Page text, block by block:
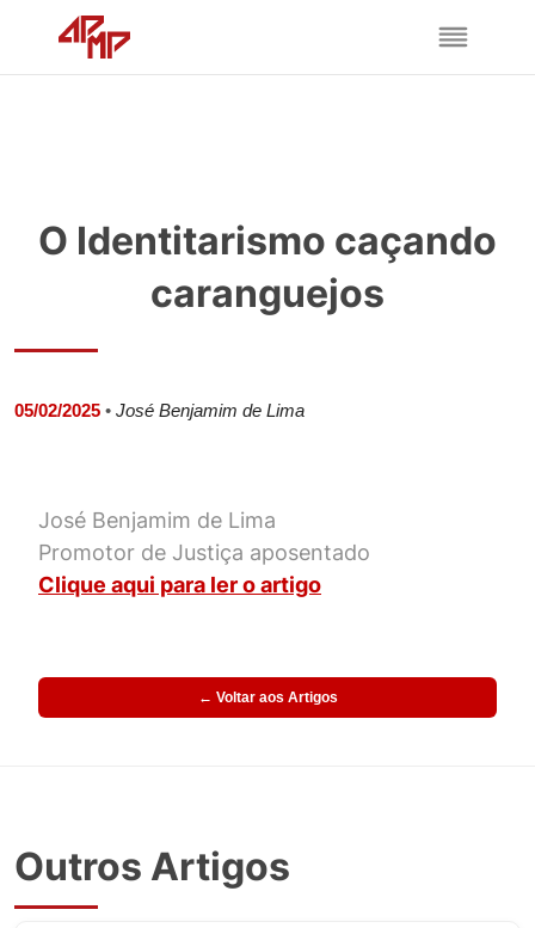
O Identitarismo caçando
caranguejos
05/02/2025 • José Benjamim de Lima
José Benjamim de Lima
Promotor de Justiça aposentado
Clique aqui para ler o artigo
← Voltar aos Artigos
Outros Artigos